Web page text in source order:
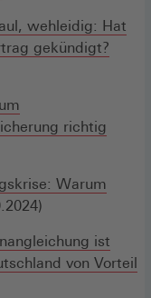
wehleidig: Hat
gekündigt?
richtig
Warum
ist
von Vorteil